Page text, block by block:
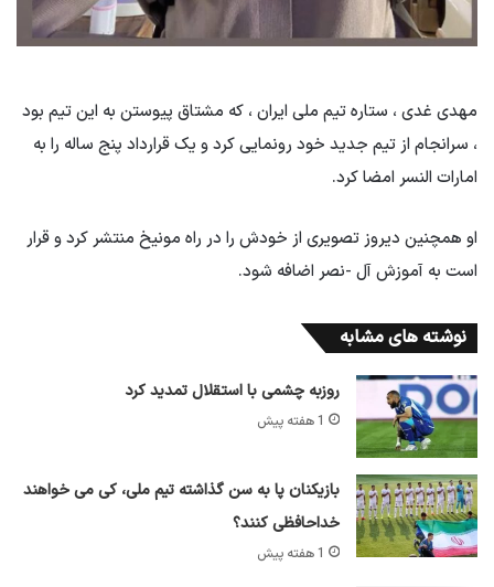
مهدی غدی ، ستاره تیم ملی ایران ، که مشتاق پیوستن به این تیم بود
، سرانجام از تیم جدید خود رونمایی کرد و یک قرارداد پنج ساله را به
امارات النسر امضا کرد.
او همچنین دیروز تصویری از خودش را در راه مونیخ منتشر کرد و قرار
است به آموزش آل -نصر اضافه شود.
نوشته های مشابه
روزبه چشمی با استقلال تمدید کرد
1 هفته پیش
بازیکنان پا به سن گذاشته تیم ملی، کی می خواهند
خداحافظی کنند؟
1 هفته پیش